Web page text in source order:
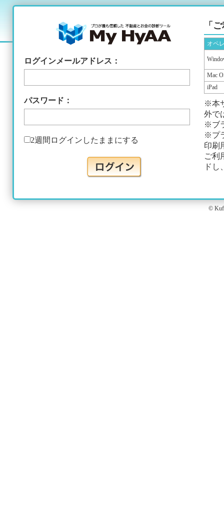
ログインメールアドレス：
パスワード：
2週間ログインしたままにする
「
オペ
Mac
iPad
※本
外で
※ブ
※プ
印刷
ご利
ドし
©